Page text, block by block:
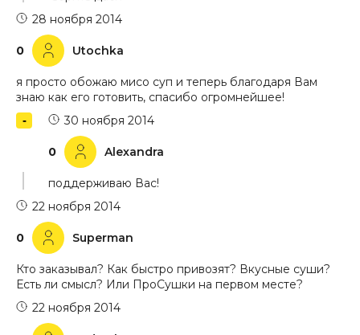
0 Utochka
28 ноября 2014
я просто обожаю мисо суп и теперь благодаря Вам
знаю как его готовить, спасибо огромнейшее!
0 Alexandra
30 ноября 2014
поддерживаю Вас!
0 Superman
22 ноября 2014
Кто заказывал? Как быстро привозят? Вкусные суши?
Есть ли смысл? Или ПроСушки на первом месте?
22 ноября 2014